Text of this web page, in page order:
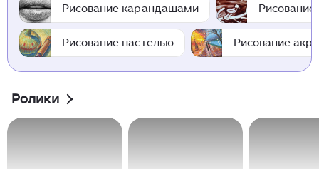
Рисование карандашами
Рисование пастелью Рисование
Ролики